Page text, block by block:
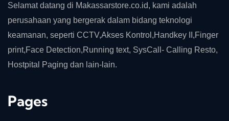
Selamat datang di Makassarstore.co.id, kami adalah
perusahaan yang bergerak dalam bidang teknologi
keamanan, seperti CCTV,Akses Kontrol,Handkey II,Finger
print,Face Detection,Running text, SysCall- Calling Resto,
Hostpital Paging dan lain-lain.
Pages